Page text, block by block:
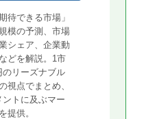
待できる市場」
模の予測、市場
シェア、企業動
どを解説。1市
リーズナブル
視点でまとめ、
トに及ぶマー
提供。